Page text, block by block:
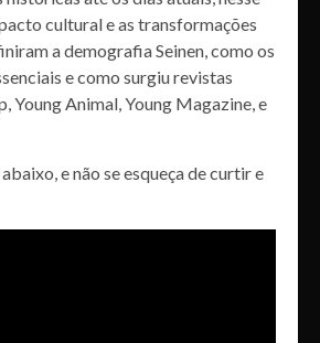
cultural e as transformações
a demografia Seinen, como os
e como surgiu revistas
Young Animal, Young Magazine, e
e não se esqueça de curtir e